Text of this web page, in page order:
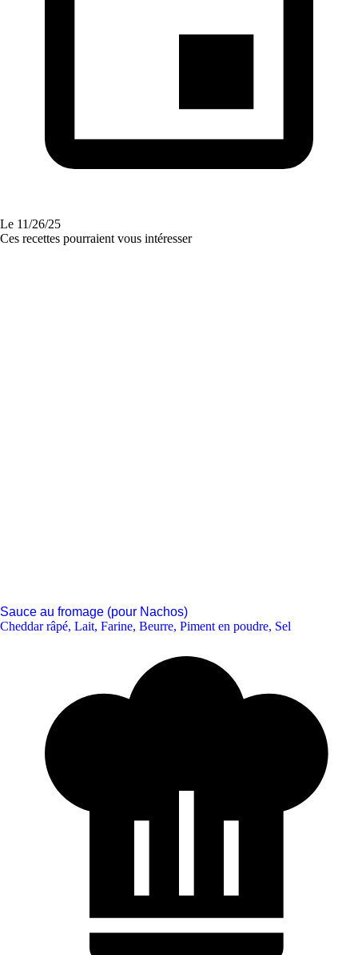
Le 11/26/25
Ces recettes pourraient vous intéresser
Sauce au fromage (pour Nachos)
Cheddar râpé, Lait, Farine, Beurre, Piment en poudre, Sel